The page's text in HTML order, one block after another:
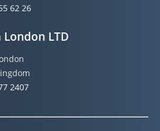
62 26
LTD
2407